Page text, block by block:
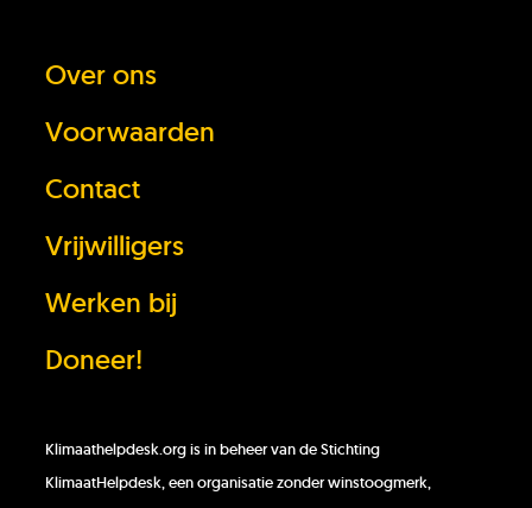
Over ons
Voorwaarden
Contact
Vrijwilligers
Werken bij
Doneer!
Klimaathelpdesk.org is in beheer van de Stichting
KlimaatHelpdesk, een organisatie zonder winstoogmerk,
gevonden?
Stel je vraag